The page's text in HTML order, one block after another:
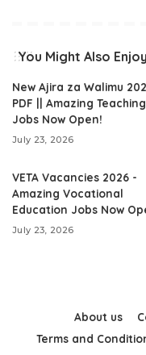
You Might Also Enjoy
New Ajira za Walimu
PDF || Amazing Teaching
Jobs Now Open!
July 23, 2026
VETA Vacancies 2026 -
Amazing Vocational
Education Jobs Now
July 23, 2026
About us
Terms and